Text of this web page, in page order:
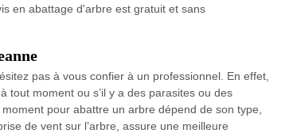
en abattage d'arbre est gratuit et sans
pas à vous confier à un professionnel. En effet,
tout moment ou s’il y a des parasites ou des
pour abattre un arbre dépend de son type,
de vent sur l’arbre, assure une meilleure